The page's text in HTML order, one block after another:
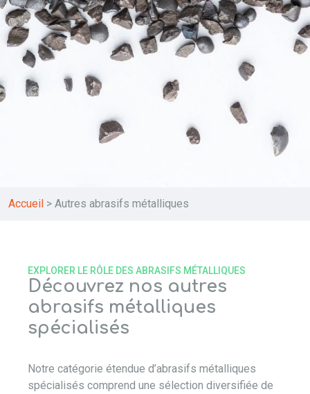
Accueil > Autres abrasifs métalliques
Découvrez nos autres
abrasifs métalliques
spécialisés
EXPLORER LE RÔLE DES ABRASIFS MÉTALLIQUES
Notre catégorie étendue d’abrasifs métalliques
spécialisés comprend une sélection diversifiée de